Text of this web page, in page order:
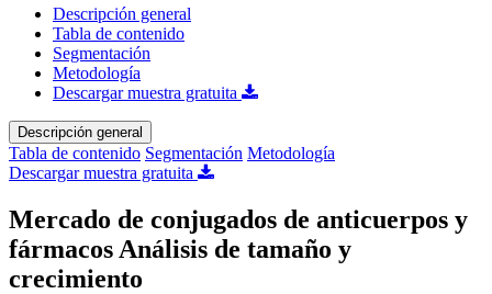
Descripción general
Tabla de contenido
Segmentación
Metodología
Descargar muestra gratuita
Descripción general
Tabla de contenido Segmentación Metodología
Descargar muestra gratuita
Mercado de conjugados de anticuerpos y
fármacos Análisis de tamaño y
crecimiento